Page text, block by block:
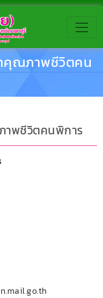
คุณภาพชีวิตคน
พชีวิตคนพิการ